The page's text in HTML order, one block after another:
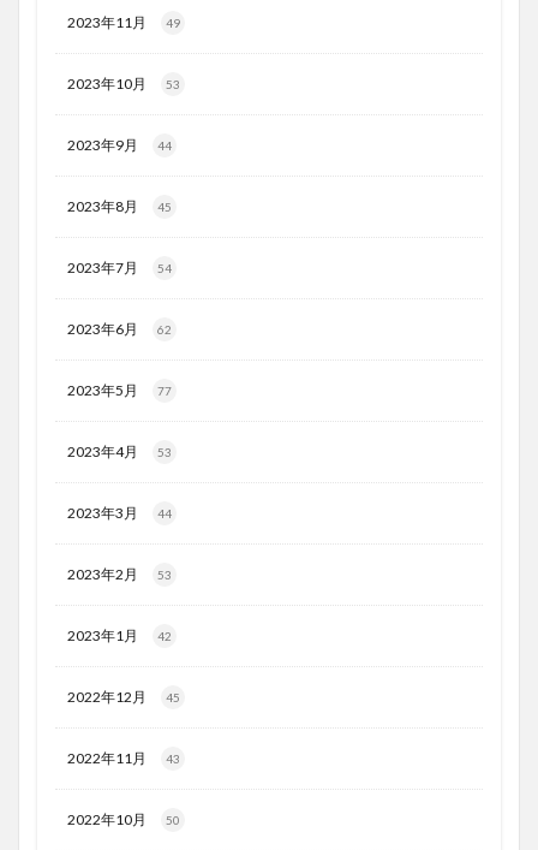
2023年11月 49
2023年10月 53
2023年9月 44
2023年8月 45
2023年7月 54
2023年6月 62
2023年5月 77
2023年4月 53
2023年3月 44
2023年2月 53
2023年1月 42
2022年12月 45
2022年11月 43
2022年10月 50